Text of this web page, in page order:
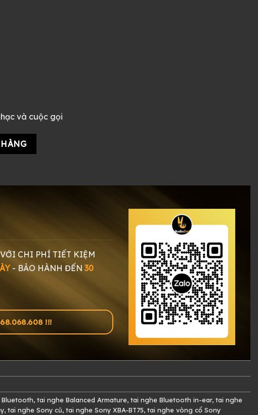
và cuộc gọi
BT75 cũ - âm thanh BA chi tiết, đeo gọn nhẹ số lượng
VỚI CHI PHÍ TIẾT KIỆM
- BẢO HÀNH ĐẾN 30
!!!
, tai nghe Balanced Armature, tai nghe Bluetooth in-ear, tai nghe
, tai nghe Sony cũ, tai nghe Sony XBA-BT75, tai nghe vòng cổ Sony